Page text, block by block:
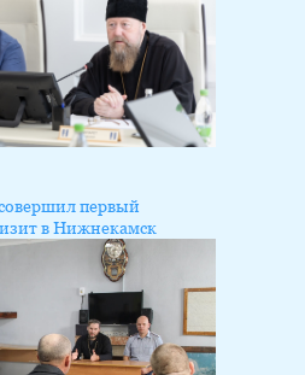
первый
в Нижнекамск